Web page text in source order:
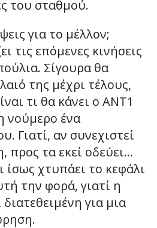
του σταθμού.
για το μέλλον;
τις επόμενες κινήσεις
Σίγουρα θα
της μέχρι τέλους,
τι θα κάνει ο ΑΝΤ1
νούμερο ένα
Γιατί, αν συνεχιστεί
προς τα εκεί οδεύει…
ίσως χτυπάει το κεφάλι
την φορά, γιατί η
για μια